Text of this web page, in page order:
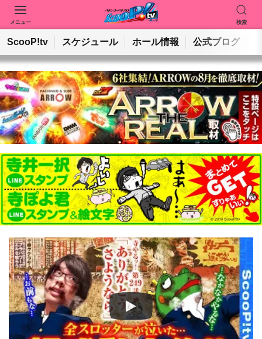
メニュー 検索
動画を検索 ホールを検索
検索
ScooP!tv スケジュール ホール情報 公式ブログ